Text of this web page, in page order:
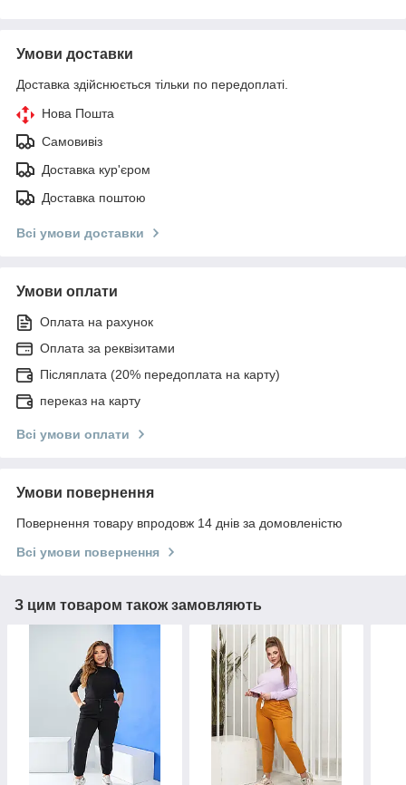
Умови доставки
Доставка здійснюється тільки по передоплаті.
Нова Пошта
Самовивіз
Доставка кур'єром
Доставка поштою
Всі умови доставки
Умови оплати
Оплата на рахунок
Оплата за реквізитами
Післяплата (20% передоплата на карту)
переказ на карту
Всі умови оплати
Умови повернення
Повернення товару впродовж 14 днів за домовленістю
Всі умови повернення
З цим товаром також замовляють